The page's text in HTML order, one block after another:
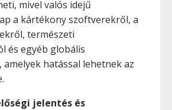
mivel valós idejű
a kártékony szoftverekről, a
természeti
és egyéb globális
amelyek hatással lehetnek az
jelentés és